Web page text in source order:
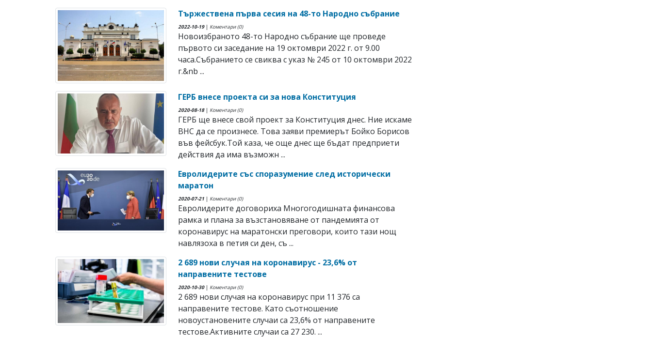
Тържествена първа сесия на 48-то Народно събрание
2022-10-19| Коментари (0)
Новоизбраното 48-то Народно събрание ще проведе
първото си заседание на 19 октомври 2022 г. от 9.00
часа.Събранието се свиква с указ № 245 от 10 октомври 2022
г.&nb ...
ГЕРБ внесе проекта си за нова Конституция
2020-08-18| Коментари (0)
ГЕРБ ще внесе свой проект за Конституция днес. Ние искаме
ВНС да се произнесе. Това заяви премиерът Бойко Борисов
във фейсбук.Той каза, че още днес ще бъдат предприети
действия да има възможн ...
Евролидерите със споразумение след исторически
маратон
2020-07-21 | Коментари (0)
Евролидерите договориха Многогодишната финансова
рамка и плана за възстановяване от пандемията от
коронавирус на маратонски преговори, които тази нощ
навлязоха в петия си ден, съ ...
2 689 нови случая на коронавирус - 23,6% от
направените тестове
2020-10-30| Коментари (0)
2 689 нови случая на коронавирус при 11 376 са
направените тестове. Като съотношение
новоустановените случаи са 23,6% от направените
тестове.Активните случаи са 27 230. ...